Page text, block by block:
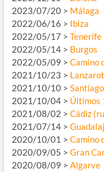
2023/07/20 > Málaga
2022/06/16 > Ibiza
2022/05/17 > Tenerife
2022/05/14 > Burgos
2022/05/09 > Camino
2021/10/23 >
2021/10/10 >
2021/10/04 > Últimos
2021/08/02 > Cádiz
2021/07/14 >
2020/10/01 > Camino
2020/09/05 > Gran
2020/08/09 > Algarve